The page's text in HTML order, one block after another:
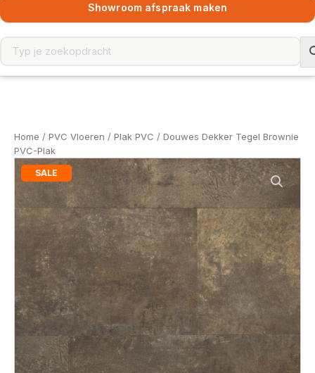
Showroom afspraak maken
Home / PVC Vloeren / Plak PVC / Douwes Dekker Tegel Brownie
PVC-Plak
SALE